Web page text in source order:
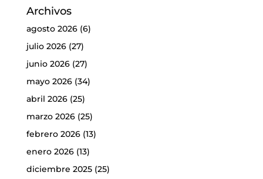
Archivos
agosto 2026(6)
julio 2026(27)
junio 2026(27)
mayo 2026(34)
abril 2026(25)
marzo 2026(25)
febrero 2026(13)
enero 2026(13)
diciembre 2025(25)